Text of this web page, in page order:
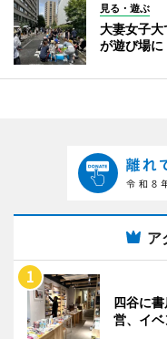
見る・遊ぶ
大妻女子
が遊び場に
ア
四谷に
営、イ